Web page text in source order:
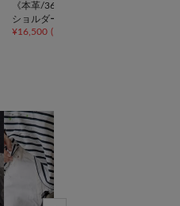
《本革/360g》レザー2WAY
ショルダーバッグ
¥16,500 (